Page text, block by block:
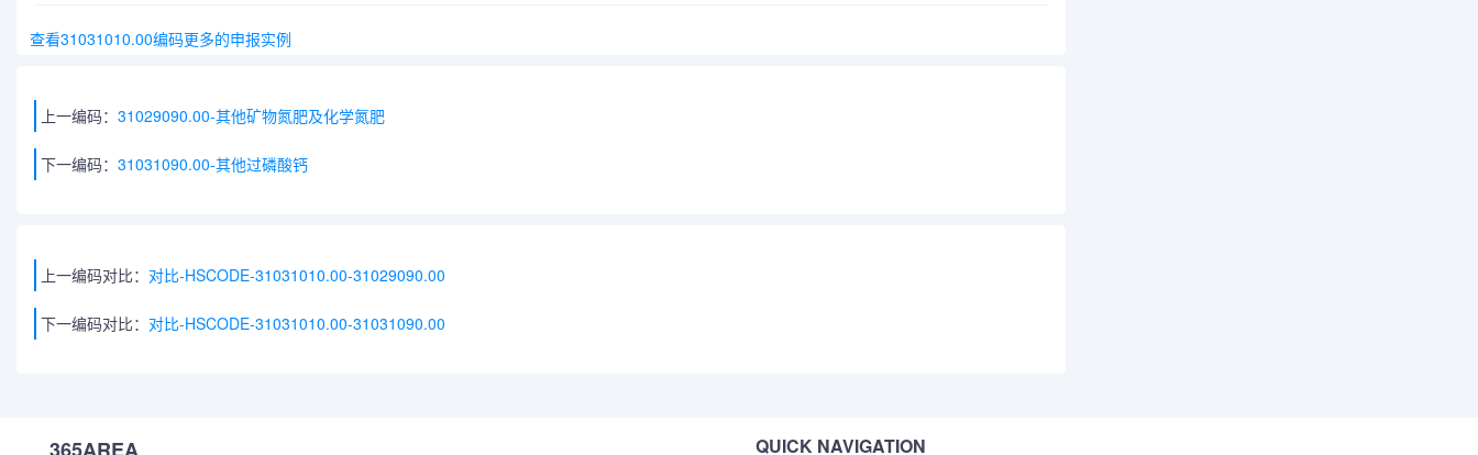
查看31031010.00编码更多的申报实例
上一编码： 31029090.00-其他矿物氮肥及化学氮肥
下一编码： 31031090.00-其他过磷酸钙
上一编码对比： 对比-HSCODE-31031010.00-31029090.00
下一编码对比： 对比-HSCODE-31031010.00-31031090.00
QUICK NAVIGATION